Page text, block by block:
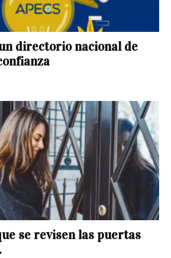
directorio nacional de
se revisen las puertas